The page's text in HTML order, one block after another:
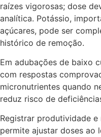
raízes vigorosas; dose
analítica. Potássio,
açúcares, pode ser
histórico de remoção.
Em adubações de baixo
com respostas
micronutrientes quando
reduz risco de
Registrar produtividade
permite ajustar doses ao